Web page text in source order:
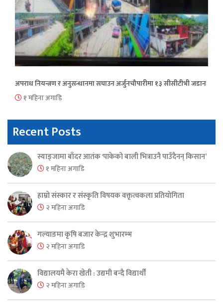
अपराध नियन्त्रण र अनुसन्धानमा सघाउन अर्जुनचौपारीमा १३ सीसीटीभी जडान
१ महिना अगाडि
Recent Posts
स्याङ्जामा बाँदर आतंक ‘पाकेको बाली भित्राउनै पाउँदैनन् किसान’
१ महिना अगाडि
हाम्रो संस्कार र संस्कृति विषयक वक्तृत्वकला प्रतियोगिता
२ महिना अगाडि
गल्याङमा कृषि बजार केन्द्र शुभारम्भ
२ महिना अगाडि
विद्यालयमै केरा खेती : उद्यमी बन्दै विद्यार्थी
२ महिना अगाडि